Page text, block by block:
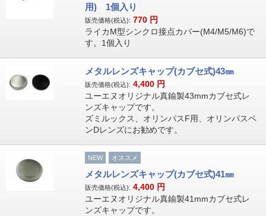
用) 1個入り
販売価格(税込): 770 円
ライカM型シンクロ接点カバー(M4/M5/M6)で
す。1個入り
メタルレンズキャップ(カブセ式)43㎜
販売価格(税込): 4,400 円
ユーエヌオリジナル真鍮製43mmカブセ式レ
ンズキャップです。
ズミルックス、オリンパスF用、オリンパスペ
ンDレンズにお勧めです。
NEW オススメ
メタルレンズキャップ(カブセ式)41㎜
販売価格(税込): 4,400 円
ユーエヌオリジナル真鍮製41mmカブセ式レ
ンズキャップです。